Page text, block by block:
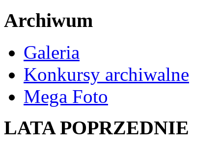
Archiwum
Galeria
Konkursy archiwalne
Mega Foto
LATA POPRZEDNIE